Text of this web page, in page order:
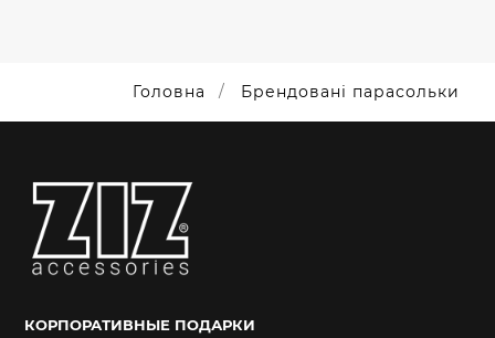
Головна Брендовані парасольки
КОРПОРАТИВНЫЕ ПОДАРКИ